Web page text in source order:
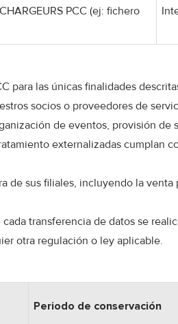
PCC (ej: fichero
para las únicas finalidades
socios o proveedores de
de eventos, provisión de
externalizadas cumplan
de sus filiales, incluyendo la
transferencia de datos se
otra regulación o ley aplicable.
Periodo de conservación